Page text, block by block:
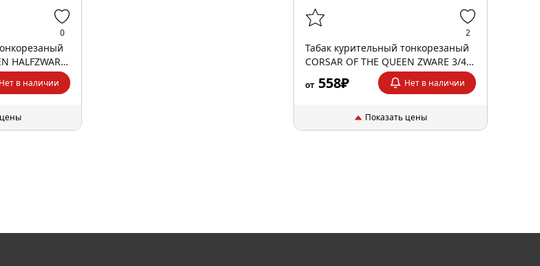
0
HALFZWARE
Нет в наличии
2
Табак курительный тонкорезаный
CORSAR OF THE QUEEN ZWARE 3/4
35гр
от558₽ Нет в наличии
Показать цены